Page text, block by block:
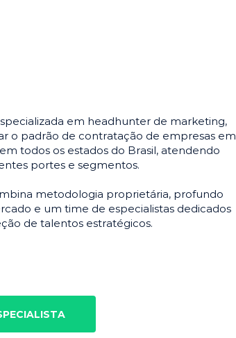
em headhunter de marketing,
o padrão de contratação de empresas em
todos os estados do Brasil, atendendo
portes e segmentos.
metodologia proprietária, profundo
e um time de especialistas dedicados
de talentos estratégicos.